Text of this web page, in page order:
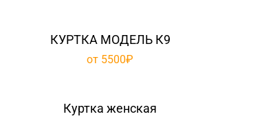
КУРТКА МОДЕЛЬ К9
от 5500₽
Куртка женская